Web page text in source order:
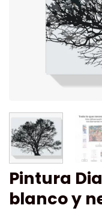
Pintura
blanco y